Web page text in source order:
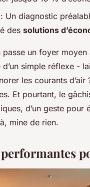
: Un diagnostic
des solutions
passe un foyer
d’un simple réflexe -
les courants
Et pourtant, le
d’un geste
mine de rien.